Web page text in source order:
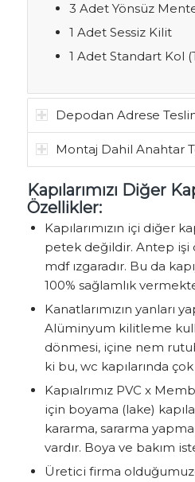
3 Adet Yönsüz
1 Adet Sessiz Kilit
1 Adet Standart Kol
Depodan Adrese
Montaj Dahil Anahtar
Kapılarımızı Diğer
Özellikler:
Kapılarımızın içi diğer
petek değildir. Antep
mdf ızgaradır. Bu da
100% sağlamlık
Kanatlarımızın yanları
Alüminyum kilitleme
dönmesi, içine nem
ki bu, wc kapılarında
Kapıalrımız PVC x
için boyama (lake)
kararma, sararma
vardır. Boya ve bakım
Üretici firma